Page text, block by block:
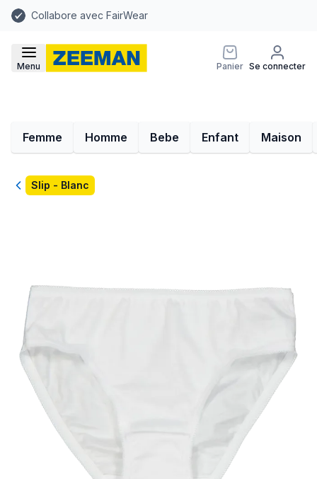
Collabore avec FairWear
Menu Panier Se connecter
Femme Homme Bebe Enfant Maison
RetourSlip - Blanc